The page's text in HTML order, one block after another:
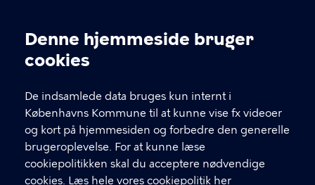
Cookieindstillinger
Denne hjemmeside bruger
cookies
De indsamlede data bruges kun internt i
Københavns Kommune til at kunne vise fx videoer
og kort på hjemmesiden og forbedre den generelle
brugeroplevelse. For at kunne læse
cookiepolitikken skal du acceptere nødvendige
cookies. Læs hele vores cookiepolitik her
Kontakt Københavns Kommune
T
fFind andre kontakter her
CVR-nummer64942212
GENVEJE